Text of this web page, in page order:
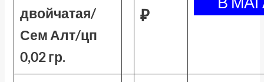
двойчатая/
Сем Алт/цп
0,02 гр.
₽